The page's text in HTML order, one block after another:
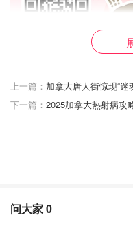
上一篇： 加拿大唐人街惊现“迷
下一篇：
问大家0